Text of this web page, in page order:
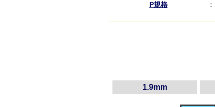
P規格 ：
1.9mm